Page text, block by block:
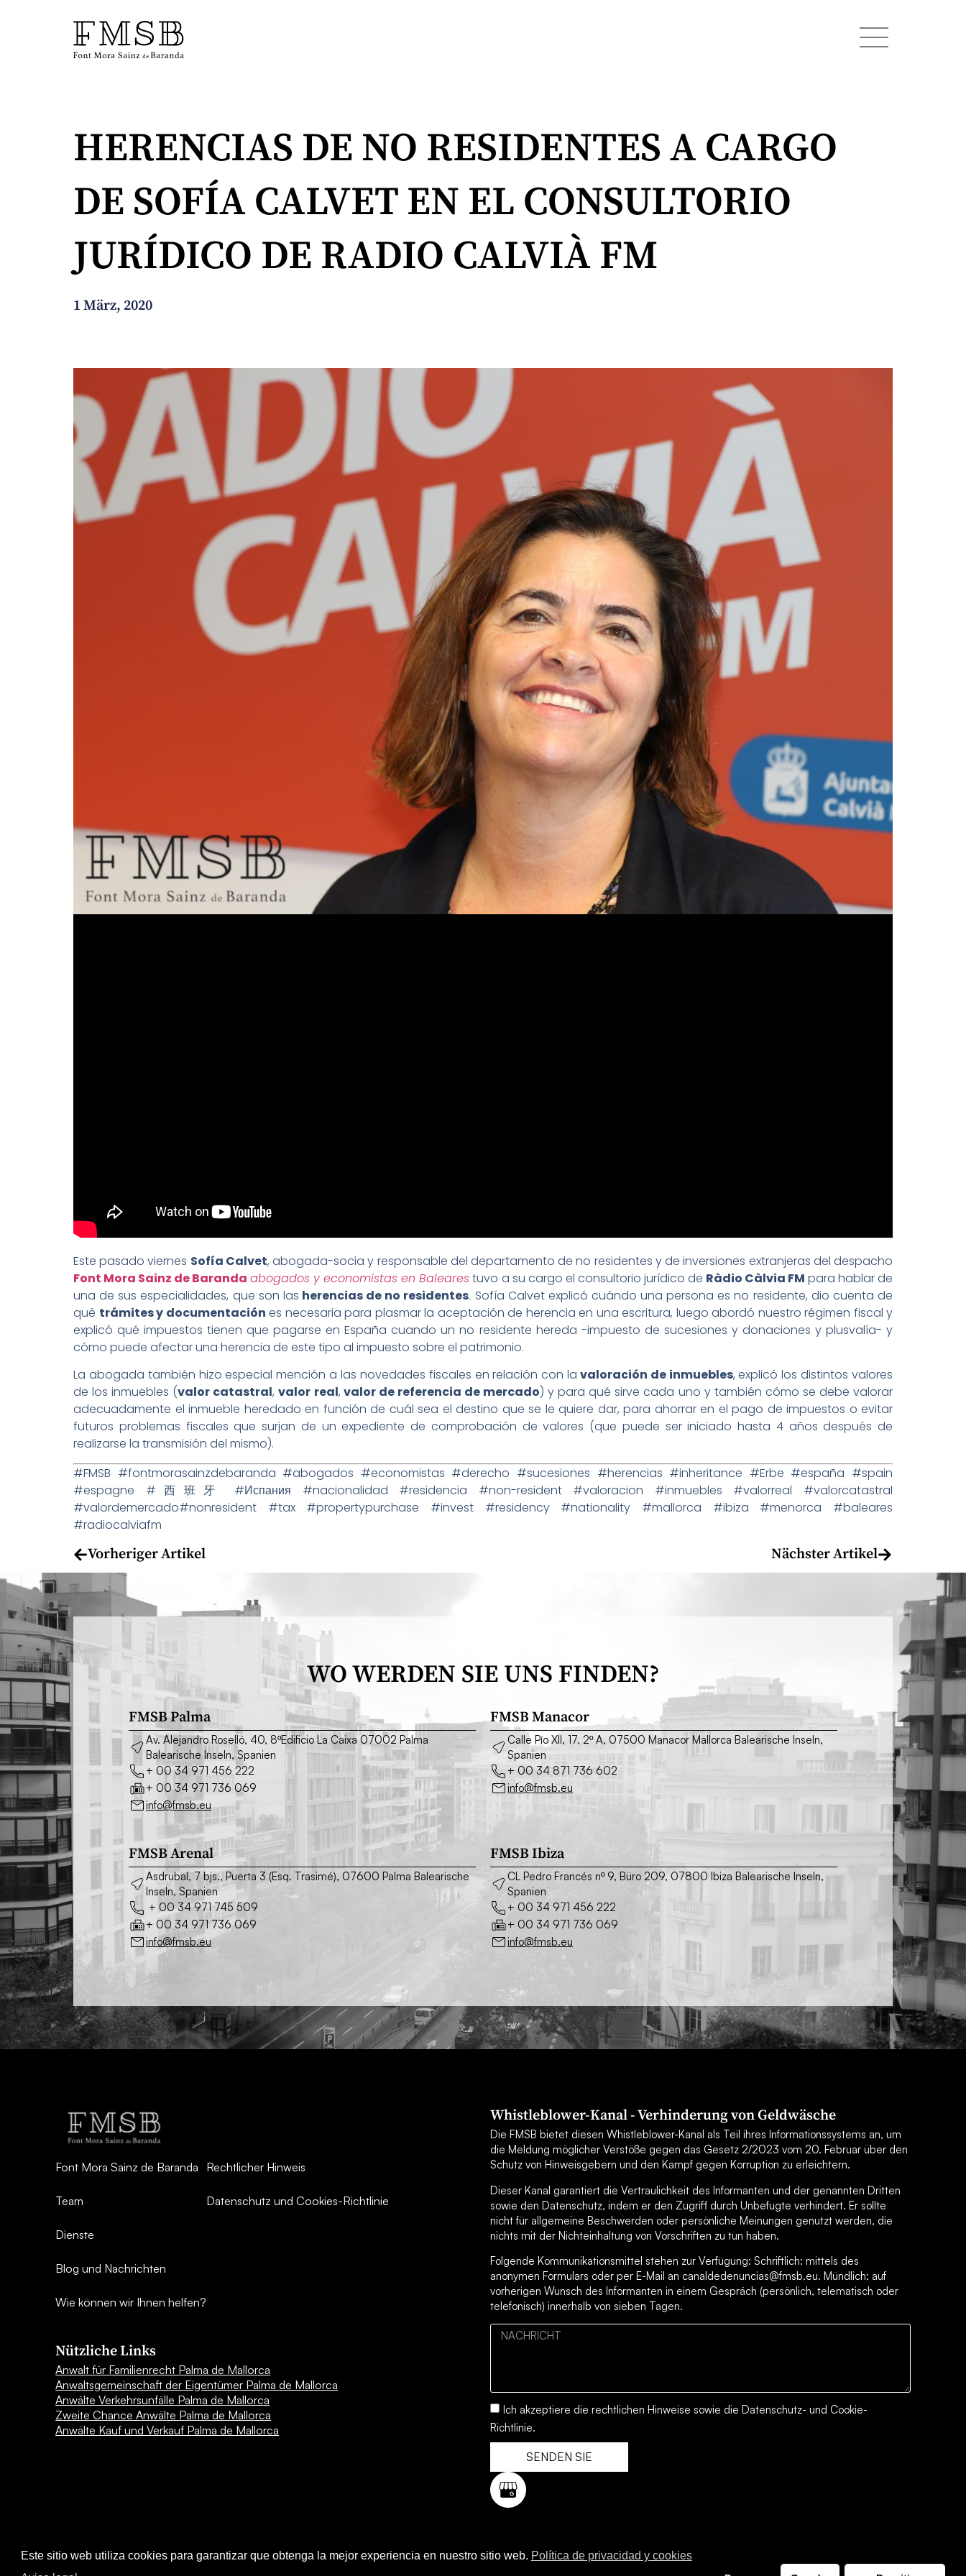
Font Mora Sainz de Baranda
Team
Dienste
Blog und Nachrichten
HERENCIAS DE NO RESIDENTES A CARGO
DE SOFÍA CALVET EN EL CONSULTORIO
JURÍDICO DE RADIO CALVIÀ FM
1 März, 2020
Este pasado viernes Sofía Calvet, abogada-socia y responsable del departamento de no residentes y de inversiones extranjeras del despacho
Font Mora Sainz de Baranda abogados y economistas en Balearestuvo a su cargo el consultorio jurídico de Ràdio Càlvia FM para hablar de
una de sus especialidades, que son las herencias de no residentes. Sofía Calvet explicó cuándo una persona es no residente, dio cuenta de
qué trámites y documentación es necesaria para plasmar la aceptación de herencia en una escritura, luego abordó nuestro régimen fiscal y
explicó qué impuestos tienen que pagarse en España cuando un no residente hereda -impuesto de sucesiones y donaciones y plusvalía- y
cómo puede afectar una herencia de este tipo al impuesto sobre el patrimonio.
La abogada también hizo especial mención a las novedades fiscales en relación con la valoración de inmuebles, explicó los distintos valores
de los inmuebles (valor catastral,valor real, valor de referencia de mercado) y para qué sirve cada uno y también cómo se debe valorar
adecuadamente el inmueble heredado en función de cuál sea el destino que se le quiere dar, para ahorrar en el pago de impuestos o evitar
futuros problemas fiscales que surjan de un expediente de comprobación de valores (que puede ser iniciado hasta 4 años después de
realizarse la transmisión del mismo).
#FMSB #fontmorasainzdebaranda #abogados #economistas #derecho #sucesiones #herencias #inheritance #Erbe #españa #spain
#espagne #西班牙 #Испания #nacionalidad #residencia #non-resident #valoracion #inmuebles #valorreal #valorcatastral
#valordemercado#nonresident #tax #propertypurchase #invest #residency #nationality #mallorca #ibiza #menorca #baleares
#radiocalviafm
Vorheriger Artikel Nächster Artikel
WO WERDEN SIE UNS FINDEN?
FMSB Palma
Av. Alejandro Roselló, 40, 8ºEdificio La Caixa 07002 Palma
Balearische Inseln, Spanien
+ 00 34 971 456 222
+ 00 34 971 736 069
info@fmsb.eu
FMSB Manacor
Calle Pío XII, 17, 2º A, 07500 Manacor Mallorca Balearische Inseln,
Spanien
+ 00 34 871 736 602
info@fmsb.eu
FMSB Arenal
Asdrubal, 7 bjs., Puerta 3 (Esq. Trasimé), 07600 Palma Balearische
Inseln, Spanien
+ 00 34 971 745 509
+ 00 34 971 736 069
info@fmsb.eu
FMSB Ibiza
CL Pedro Francés nº 9, Büro 209, 07800 Ibiza Balearische Inseln,
Spanien
+ 00 34 971 456 222
+ 00 34 971 736 069
info@fmsb.eu
Font Mora Sainz de Baranda
Team
Dienste
Blog und Nachrichten
Wie können wir Ihnen helfen?
Rechtlicher Hinweis
Datenschutz und Cookies-Richtlinie
Nützliche Links
Anwalt für Familienrecht Palma de Mallorca
Anwaltsgemeinschaft der Eigentümer Palma de Mallorca
Anwälte Verkehrsunfälle Palma de Mallorca
Zweite Chance Anwälte Palma de Mallorca
Anwälte Kauf und Verkauf Palma de Mallorca
Whistleblower-Kanal - Verhinderung von Geldwäsche
Die FMSB bietet diesen Whistleblower-Kanal als Teil ihres Informationssystems an, um
die Meldung möglicher Verstöße gegen das Gesetz 2/2023 vom 20. Februar über den
Schutz von Hinweisgebern und den Kampf gegen Korruption zu erleichtern.
Dieser Kanal garantiert die Vertraulichkeit des Informanten und der genannten Dritten
sowie den Datenschutz, indem er den Zugriff durch Unbefugte verhindert. Er sollte
nicht für allgemeine Beschwerden oder persönliche Meinungen genutzt werden, die
nichts mit der Nichteinhaltung von Vorschriften zu tun haben.
Folgende Kommunikationsmittel stehen zur Verfügung: Schriftlich: mittels des
anonymen Formulars oder per E-Mail an canaldedenuncias@fmsb.eu. Mündlich: auf
vorherigen Wunsch des Informanten in einem Gespräch (persönlich, telematisch oder
telefonisch) innerhalb von sieben Tagen.
Ich akzeptiere die rechtlichen Hinweise sowie die Datenschutz- und Cookie-
Richtlinie.
SENDEN SIE
Este sitio web utiliza cookies para garantizar que obtenga la mejor experiencia en nuestro sitio web. Política de privacidad y cookies